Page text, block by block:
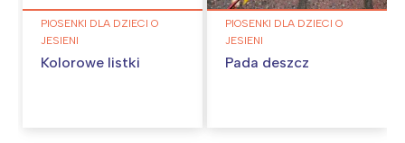
PIOSENKI DLA DZIECI O
JESIENI
Kolorowe listki
PIOSENKI DLA DZIECI O
JESIENI
Pada deszcz